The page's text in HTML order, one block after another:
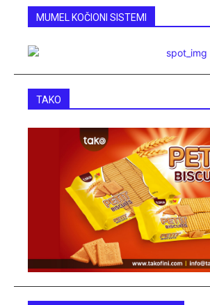
MUMEL KOČIONI SISTEMI
TAKO